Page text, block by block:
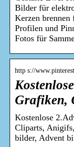
Bilder für
Kerzen brennen
Profilen und
Fotos für
http s://
Grafiken,
Kostenlose
Cliparts,
bilder, Advent